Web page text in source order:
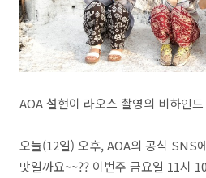
AOA 설현이 라오스 촬영의 비하인
오늘(12일) 오후, AOA의 공식 SNS
맛일까요~~?? 이번주 금요일 11시